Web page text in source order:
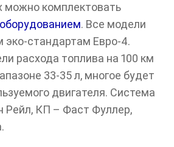
можно комплектовать
. Все модели
эко-стандартам Евро-4.
расхода топлива на 100 км
33-35 л, многое будет
двигателя. Система
Рейл, КП – Фаст Фуллер,